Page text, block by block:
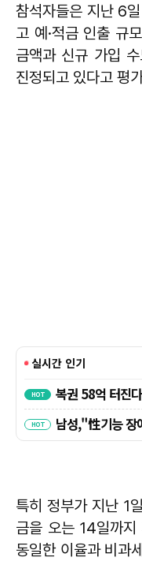
참석자들은 지난 6
고 예·적금 인출 규
금액과 신규 가입
진정되고 있다고 평
특히 정부가 지난 1
금을 오는 14일까
동일한 이율과 비과